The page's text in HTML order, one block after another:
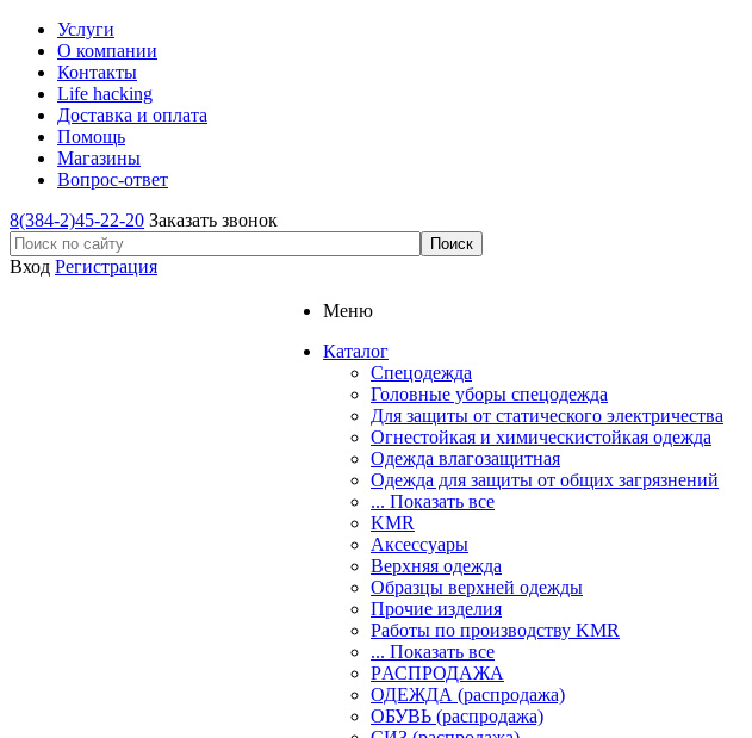
Услуги
О компании
Контакты
Life hacking
Доставка и оплата
Помощь
Магазины
Вопрос-ответ
8(384-2)45-22-20 Заказать звонок
Вход Регистрация
Меню
Каталог
Спецодежда
Головные уборы спецодежда
Для защиты от статического электричества
Огнестойкая и химическистойкая одежда
Одежда влагозащитная
Одежда для защиты от общих загрязнений
... Показать все
KMR
Аксессуары
Верхняя одежда
Образцы верхней одежды
Прочие изделия
Работы по производству KMR
... Показать все
PАСПРОДАЖА
ОДЕЖДА (распродажа)
ОБУВЬ (распродажа)